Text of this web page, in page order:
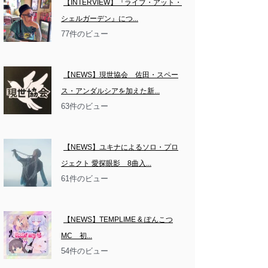
【INTERVIEW】『ライブ・アット・
シェルガーデン』につ...
77件のビュー
【NEWS】現世協会　佐田・スペー
ス・アンダルシアを加えた新...
63件のビュー
【NEWS】ユキナによるソロ・プロ
ジェクト 愛探眼影　8曲入...
61件のビュー
【NEWS】TEMPLIME & ぽんこつ
MC　初...
54件のビュー